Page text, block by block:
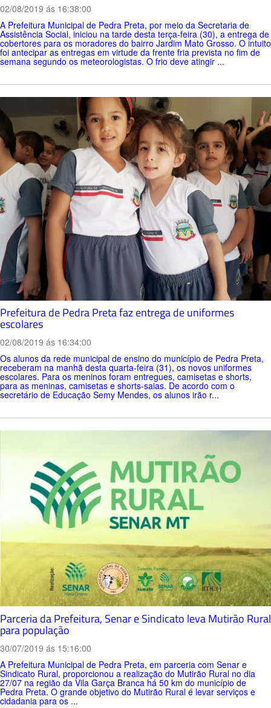
02/08/2019 ás 16:38:00
A Prefeitura Municipal de Pedra Preta, por meio da Secretaria de
Assistência Social, iniciou na tarde desta terça-feira (30), a entrega de
cobertores para os moradores do bairro Jardim Mato Grosso. O intuito
foi antecipar as entregas em virtude da frente fria prevista no fim de
semana segundo os meteorologistas. O frio deve atingir ...
Prefeitura de Pedra Preta faz entrega de uniformes
escolares
02/08/2019 ás 16:34:00
Os alunos da rede municipal de ensino do município de Pedra Preta,
receberam na manhã desta quarta-feira (31), os novos uniformes
escolares. Para os meninos foram entregues, camisetas e shorts,
para as meninas, camisetas e shorts-saias. De acordo com o
secretário de Educação Semy Mendes, os alunos irão r...
Parceria da Prefeitura, Senar e Sindicato leva Mutirão Rural
para população
30/07/2019 ás 15:16:00
A Prefeitura Municipal de Pedra Preta, em parceria com Senar e
Sindicato Rural, proporcionou a realização do Mutirão Rural no dia
27/07 na região da Vila Garça Branca há 50 km do município de
Pedra Preta. O grande objetivo do Mutirão Rural é levar serviços e
cidadania para os ...